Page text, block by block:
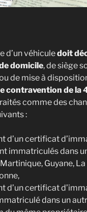
d’un véhiculedoit
domicile, de siège
de mise à
contravention de la
comme des
:
d’un certificat
immatriculés dans
Guyane,
d’un certificat
dans un